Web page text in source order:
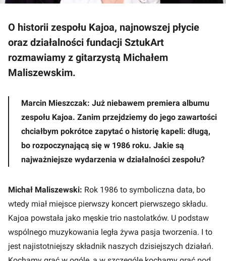
O historii zespołu Kajoa, najnowszej płycie
oraz działalności fundacji SztukArt
rozmawiamy z gitarzystą Michałem
Maliszewskim.
Marcin Mieszczak: Już niebawem premiera albumu
zespołu Kajoa. Zanim przejdziemy do jego zawartości
chciałbym pokrótce zapytać o historię kapeli: długą,
bo rozpoczynającą się w 1986 roku. Jakie są
najważniejsze wydarzenia w działalności zespołu?
Michał Maliszewski: Rok 1986 to symboliczna data, bo
wtedy miał miejsce pierwszy koncert pierwszego składu.
Kajoa powstała jako męskie trio nastolatków. U podstaw
wspólnego muzykowania legła żywa pasja tworzenia. I to
jest najistotniejszy składnik naszych dzisiejszych działań.